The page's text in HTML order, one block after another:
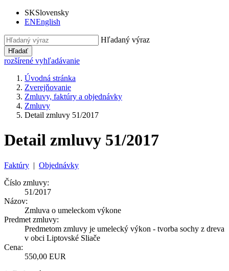
SKSlovensky
ENEnglish
Hľadaný výraz
Hľadať
rozšírené vyhľadávanie
Úvodná stránka
Zverejňovanie
Zmluvy, faktúry a objednávky
Zmluvy
Detail zmluvy 51/2017
Detail zmluvy 51/2017
Faktúry | Objednávky
Číslo zmluvy:
51/2017
Názov:
Zmluva o umeleckom výkone
Predmet zmluvy:
Predmetom zmluvy je umelecký výkon - tvorba sochy z dreva
v obci Liptovské Sliače
Cena:
550,00 EUR